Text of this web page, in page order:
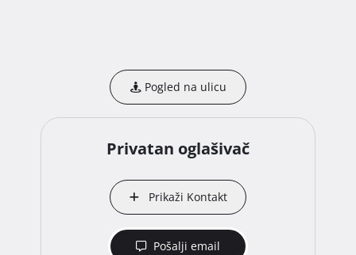
Pogled na ulicu
Privatan oglašivač
Prikaži Kontakt
Pošalji email